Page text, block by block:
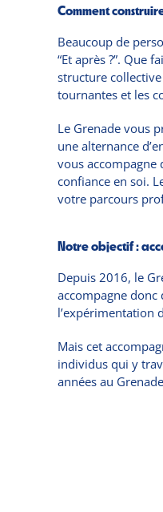
Comment
Beaucoup de
“Et après ?”. Que
structure
tournantes et les
Le Grenade vous
une alternance
vous accompagne
confiance en soi.
votre parcours
Notre objectif :
Depuis 2016, le
accompagne
l’expérimentation
Mais cet
individus qui y
années au